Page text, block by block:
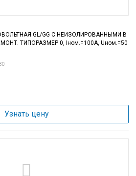
GL/GG С НЕИЗОЛИРОВАННЫМИ В
ТИПОРАЗМЕР 0, Iном.=100A, Uном.=50
Узнать цену